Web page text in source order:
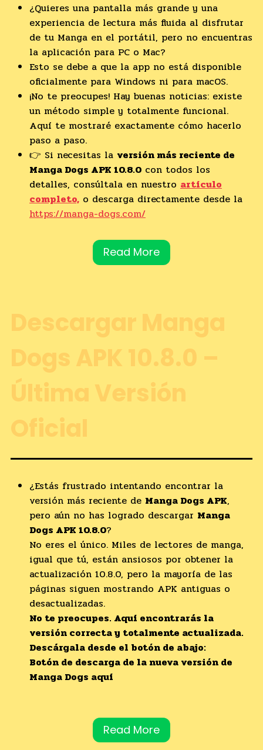
¿Quieres una pantalla más grande y una
experiencia de lectura más fluida al disfrutar
de tu Manga en el portátil, pero no encuentras
la aplicación para PC o Mac?
Esto se debe a que la app no está disponible
oficialmente para Windows ni para macOS.
¡No te preocupes! Hay buenas noticias: existe
un método simple y totalmente funcional.
Aquí te mostraré exactamente cómo hacerlo
paso a paso.
👉 Si necesitas la versión más reciente de
Manga Dogs APK 10.8.0 con todos los
detalles, consúltala en nuestro artículo
completo, o descarga directamente desde la
https://manga-dogs.com/
Read More
Descargar Manga
Dogs APK 10.8.0 –
Última Versión
Oficial
¿Estás frustrado intentando encontrar la
versión más reciente de Manga Dogs APK,
pero aún no has logrado descargar Manga
Dogs APK 10.8.0?
No eres el único. Miles de lectores de manga,
igual que tú, están ansiosos por obtener la
actualización 10.8.0, pero la mayoría de las
páginas siguen mostrando APK antiguas o
desactualizadas.
No te preocupes. Aquí encontrarás la
versión correcta y totalmente actualizada.
Descárgala desde el botón de abajo:
Botón de descarga de la nueva versión de
Manga Dogs aquí
Read More